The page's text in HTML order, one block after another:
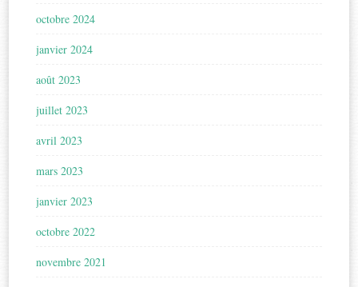
octobre 2024
janvier 2024
août 2023
juillet 2023
avril 2023
mars 2023
janvier 2023
octobre 2022
novembre 2021